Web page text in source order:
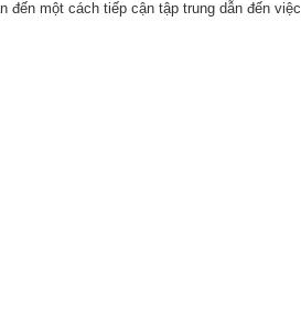
một cách tiếp cận tập trung dẫn đến việc